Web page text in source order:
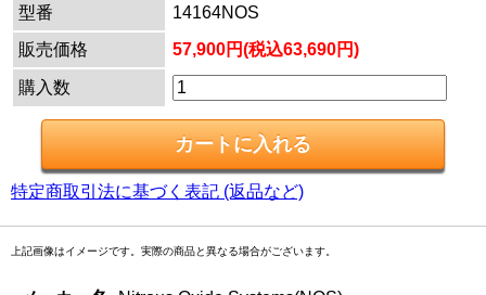
型番
14164NOS
販売価格
57,900円(税込63,690円)
購入数
特定商取引法に基づく表記 (返品など)
上記画像はイメージです。実際の商品と異なる場合がございます。